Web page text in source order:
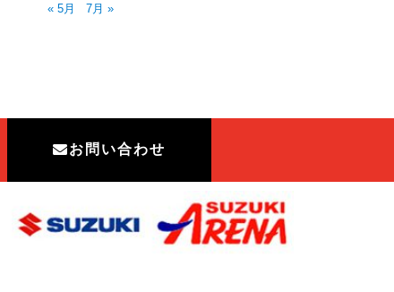
« 5月
7月 »
お問い合わせ